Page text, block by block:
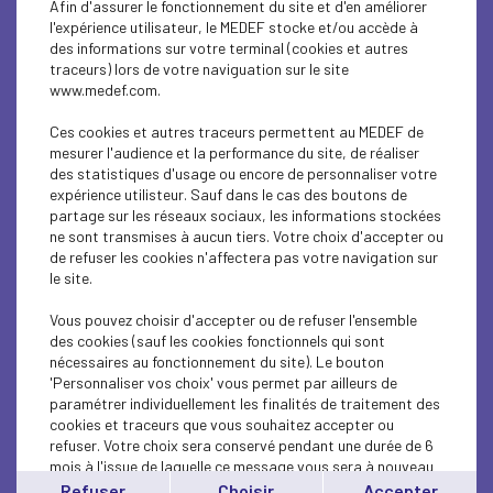
SUSTAINABLE DEVELOPMENT
SUSTAINABLE DEVELOPMENT
SOCIAL
SUSTAINABLE DEVELOPMENT
INTERNATIONAL - EUROPE
ECONOMY
ECONOMY
INTERNATIONAL - EUROPE
INTERNATIONAL - EUROPE
Afin d'assurer le fonctionnement du site et d'en améliorer
l'expérience utilisateur, le MEDEF stocke et/ou accède à
des informations sur votre terminal (cookies et autres
traceurs) lors de votre naviguation sur le site
www.medef.com.
Ces cookies et autres traceurs permettent au MEDEF de
mesurer l'audience et la performance du site, de réaliser
des statistiques d'usage ou encore de personnaliser votre
expérience utilisteur. Sauf dans le cas des boutons de
partage sur les réseaux sociaux, les informations stockées
ne sont transmises à aucun tiers. Votre choix d'accepter ou
de refuser les cookies n'affectera pas votre navigation sur
le site.
Vous pouvez choisir d'accepter ou de refuser l'ensemble
des cookies (sauf les cookies fonctionnels qui sont
nécessaires au fonctionnement du site). Le bouton
'Personnaliser vos choix' vous permet par ailleurs de
paramétrer individuellement les finalités de traitement des
cookies et traceurs que vous souhaitez accepter ou
refuser. Votre choix sera conservé pendant une durée de 6
mois à l'issue de laquelle ce message vous sera à nouveau
affiché..